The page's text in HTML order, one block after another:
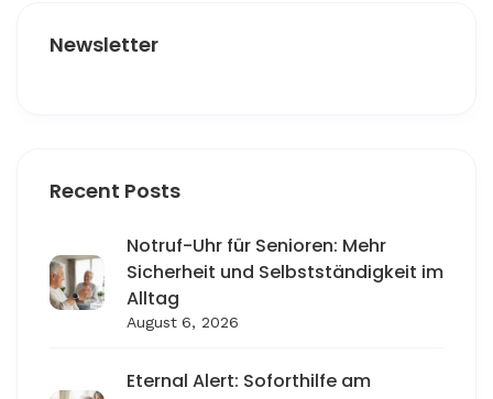
Newsletter
Recent Posts
Notruf-Uhr für Senioren: Mehr
Sicherheit und Selbstständigkeit im
Alltag
August 6, 2026
Eternal Alert: Soforthilfe am